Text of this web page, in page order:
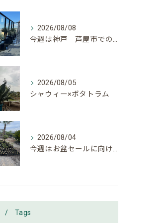
2026/08/08
今週は神戸 芦屋市でのご依頼でした。
2026/08/05
シャウィー×ポタトラム
2026/08/04
今週はお盆セールに向けて大量入荷しております。
Tags